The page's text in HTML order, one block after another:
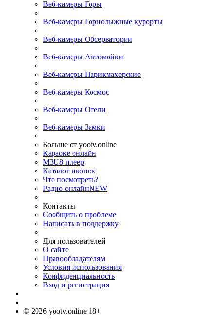
Веб-камеры Горы
Веб-камеры Горнолыжные курорты
Веб-камеры Обсерватории
Веб-камеры Автомойки
Веб-камеры Парикмахерские
Веб-камеры Космос
Веб-камеры Отели
Веб-камеры Замки
Больше от yootv.online
Караоке онлайн
M3U8 плеер
Каталог иконок
Что посмотреть?
Радио онлайнNEW
Контакты
Сообщить о проблеме
Написать в поддержку
Для пользователей
О сайте
Правообладателям
Условия использования
Конфиденциальность
Вход и регистрация
© 2026 yootv.online 18+